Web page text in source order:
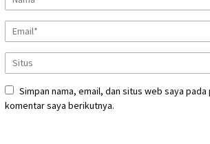
Simpan nama, email, dan situs web saya
komentar saya berikutnya.